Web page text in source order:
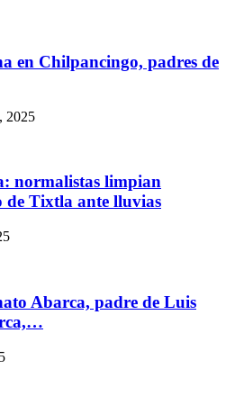
en Chilpancingo, padres de
2025
normalistas limpian
de Tixtla ante lluvias
Abarca, padre de Luis